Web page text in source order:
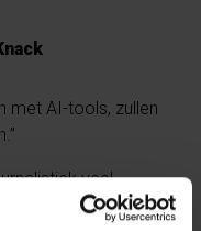
met AI-tools, zullen
veel
toepassingen